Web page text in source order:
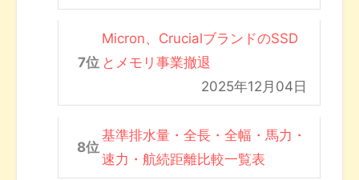
Micron、CrucialブランドのSSD
とメモリ事業撤退
2025年12月04日
基準排水量・全長・全幅・馬力・
速力・航続距離比較一覧表